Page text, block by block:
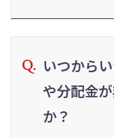
いつから
や分配金
か？